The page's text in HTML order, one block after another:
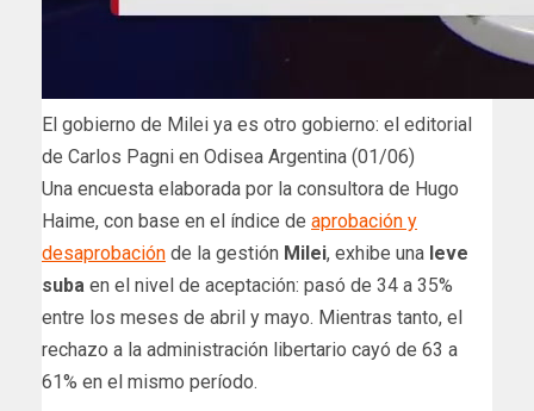
El gobierno de Milei ya es otro gobierno: el editorial
de Carlos Pagni en Odisea Argentina (01/06)
Una encuesta elaborada por la consultora de Hugo
Haime, con base en el índice de aprobación y
desaprobación de la gestión Milei, exhibe una leve
suba en el nivel de aceptación: pasó de 34 a 35%
entre los meses de abril y mayo. Mientras tanto, el
rechazo a la administración libertario cayó de 63 a
61% en el mismo período.